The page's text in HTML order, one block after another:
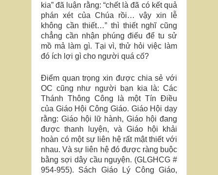
kia” đã luận rằng: “chết là đã có kết quả
phán xét của Chúa rồi… vậy xin lễ
không cần thiết…” thì thiết nghĩ cũng
chẳng cần nhận phúng điếu để tu sử
mồ mả làm gì. Tại vì, thử hỏi việc làm
đó ích lợi gì cho người quá cố?
Điểm quan trọng xin được chia sẻ với
OC cũng như người bạn kia là: Các
Thánh Thông Công là một Tín Điều
của Giáo Hội Công Giáo. Giáo Hội dạy
rằng: Giáo hội lữ hành, Giáo hội đang
được thanh luyện, và Giáo hội khải
hoàn có một sự liên hệ rất mật thiết với
nhau. Và sự liên hệ đó được ràng buộc
bằng sợi dây cầu nguyện. (GLGHCG #
954-955). Sách Giáo Lý Công Giáo,